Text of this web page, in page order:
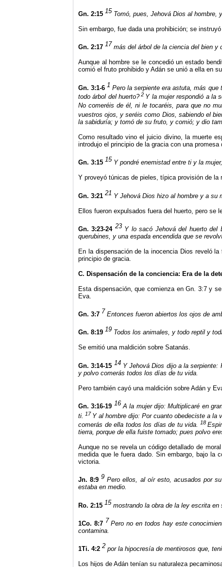
Gn. 2:15 15 Tomó, pues, Jehová Dios al hombre,
Sin embargo, fue dada una prohibición; se
Gn. 2:17 17 más del árbol de la ciencia del bien y
Aunque al hombre se le concedió un estado
comió el fruto prohibido y Adán se unió a ella en
Gn. 3:1-61 Pero la serpiente era astuta, más
todo árbol del huerto?2 Y la mujer respondió a la
No comeréis de él, ni le tocaréis, para que no
vuestros ojos, y seréis como Dios, sabiendo el
la sabiduría; y tomó de su fruto, y comió; y dio
Como resultado vino el juicio divino, la muerte
introdujo el principio de la gracia con una promesa
Gn. 3:15 15 Y pondré enemistad entre ti y la
Y proveyó túnicas de pieles, típica provisión de la
Gn. 3:21 21 Y Jehová Dios hizo al hombre y a su
Ellos fueron expulsados fuera del huerto, pero se
Gn. 3:23-24 23 Y lo sacó Jehová del huerto del
querubines, y una espada encendida que se
En la dispensación de la inocencia Dios reveló
principio de gracia.
C. Dispensación de la conciencia: Era de la
Esta dispensación, que comienza en Gn. 3:7 y
Eva.
Gn. 3:7 7 Entonces fueron abiertos los ojos de
Gn. 8:19 19 Todos los animales, y todo reptil y
Se emitió una maldición sobre Satanás.
Gn. 3:14-15 14 Y Jehová Dios dijo a la serpiente:
y polvo comerás todos los días de tu vida.
Pero también cayó una maldición sobre Adán y
Gn. 3:16-19 16 A la mujer dijo: Multiplicaré en
ti.
17 Y al hombre dijo: Por cuanto obedeciste a la
comerás de ella todos los días de tu vida. 18
tierra, porque de ella fuiste tomado; pues polvo
Aunque no se revela un código detallado de
medida que le fuera dado. Sin embargo, bajo la
victoria.
Jn. 8:99 Pero ellos, al oír esto, acusados por
estaba en medio.
Ro. 2:15 15 mostrando la obra de la ley escrita
1Co. 8:7 7 Pero no en todos hay este
contamina.
1Ti. 4:2 2 por la hipocresía de mentirosos que,
Los hijos de Adán tenían su naturaleza